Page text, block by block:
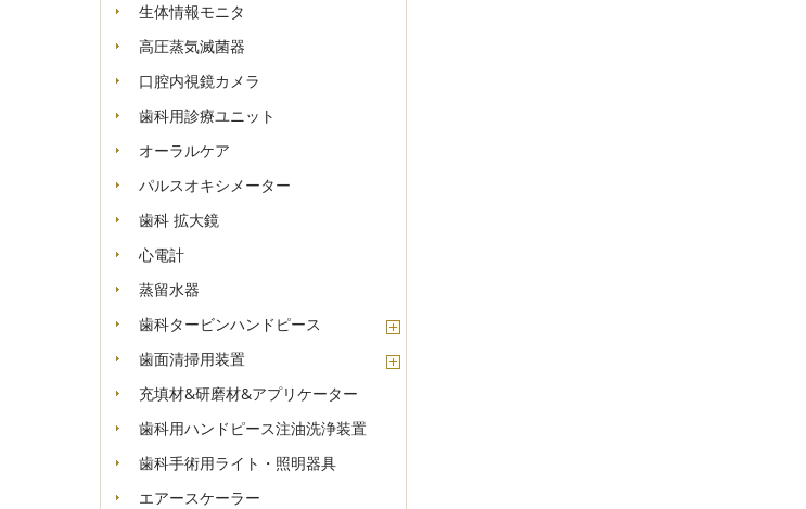
生体情報モニタ
高圧蒸気滅菌器
口腔内視鏡カメラ
歯科用診療ユニット
オーラルケア
パルスオキシメーター
歯科 拡大鏡
心電計
蒸留水器
歯科タービンハンドピース
歯面清掃用装置
充填材&研磨材&アプリケーター
歯科用ハンドピース注油洗浄装置
歯科手術用ライト・照明器具
エアースケーラー